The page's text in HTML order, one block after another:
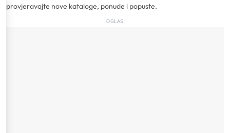
provjeravajte nove kataloge, ponude i popuste.
OGLAS